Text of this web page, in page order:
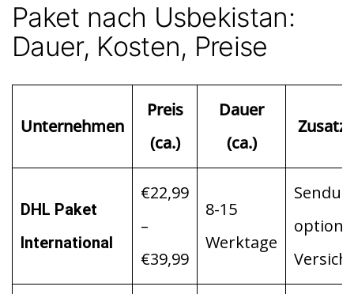
Paket nach Usbekistan:
Dauer, Kosten, Preise
Unternehmen
Preis
(ca.)
Dauer
(ca.)
DHL Paket
International
€22,99
–
€39,99
8-15
Werktage